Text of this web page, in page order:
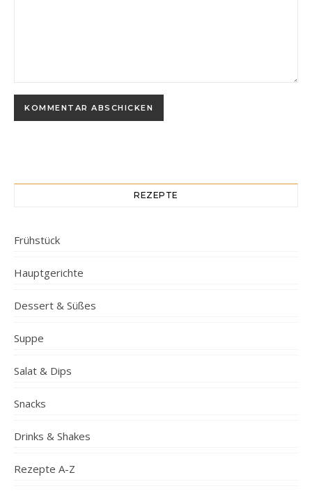
REZEPTE
Frühstück
Hauptgerichte
Dessert & Süßes
Suppe
Salat & Dips
Snacks
Drinks & Shakes
Rezepte A-Z